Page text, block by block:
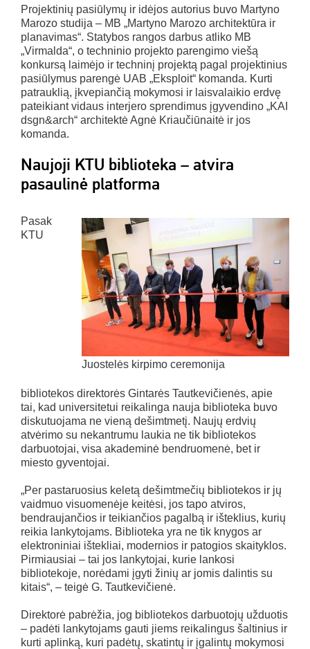
Projektinių pasiūlymų ir idėjos autorius buvo Martyno
Marozo studija – MB „Martyno Marozo architektūra ir
planavimas“. Statybos rangos darbus atliko MB
„Virmalda“, o techninio projekto parengimo viešą
konkursą laimėjo ir techninį projektą pagal projektinius
pasiūlymus parengė UAB „Eksploit“ komanda. Kurti
patrauklią, įkvepiančią mokymosi ir laisvalaikio erdvę
pateikiant vidaus interjero sprendimus įgyvendino „KAI
dsgn&arch“ architektė Agnė Kriaučiūnaitė ir jos
komanda.
Naujoji KTU biblioteka – atvira
pasaulinė platforma
Juostelės kirpimo ceremonija
Pasak
KTU
bibliotekos direktorės Gintarės Tautkevičienės, apie
tai, kad universitetui reikalinga nauja biblioteka buvo
diskutuojama ne vieną dešimtmetį. Naujų erdvių
atvėrimo su nekantrumu laukia ne tik bibliotekos
darbuotojai, visa akademinė bendruomenė, bet ir
miesto gyventojai.
„Per pastaruosius keletą dešimtmečių bibliotekos ir jų
vaidmuo visuomenėje keitėsi, jos tapo atviros,
bendraujančios ir teikiančios pagalbą ir išteklius, kurių
reikia lankytojams. Biblioteka yra ne tik knygos ar
elektroniniai ištekliai, modernios ir patogios skaityklos.
Pirmiausiai – tai jos lankytojai, kurie lankosi
bibliotekoje, norėdami įgyti žinių ar jomis dalintis su
kitais“, – teigė G. Tautkevičienė.
Direktorė pabrėžia, jog bibliotekos darbuotojų užduotis
– padėti lankytojams gauti jiems reikalingus šaltinius ir
kurti aplinką, kuri padėtų, skatintų ir įgalintų mokymosi